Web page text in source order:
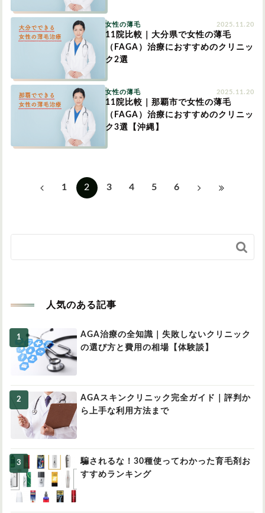
女性の薄毛 2025.11.20
11院比較｜大分県で女性の薄毛
（FAGA）治療におすすめのクリニッ
ク2選
女性の薄毛 2025.11.20
11院比較｜那覇市で女性の薄毛
（FAGA）治療におすすめのクリニッ
ク3選【沖縄】
1 2 3 4 5 6

人気のある記事
AGA治療の全知識｜失敗しないクリニック
の選び方と費用の相場【体験談】
AGAスキンクリニック完全ガイド｜評判か
ら上手な利用方法まで
騙されるな！30種使ってわかった育毛剤お
すすめランキング